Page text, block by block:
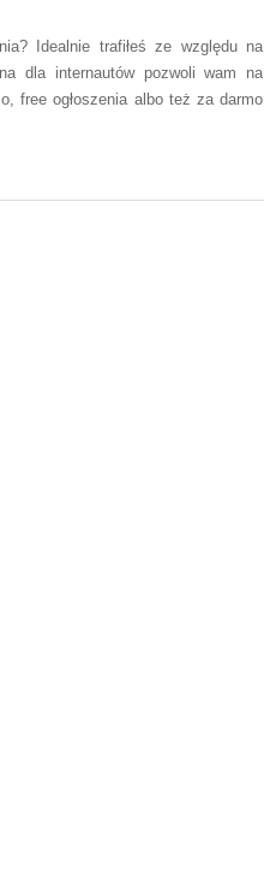
Idealnie trafiłeś ze względu na
dla internautów pozwoli wam na
free ogłoszenia albo też za darmo